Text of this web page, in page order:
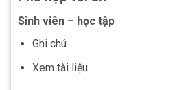
Sinh viên – học tập
Ghi chú
Xem tài liệu